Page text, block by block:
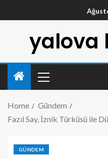
yalova
Home
Gündem
Fazıl Say, İznik Türküsü ile
GÜNDEM